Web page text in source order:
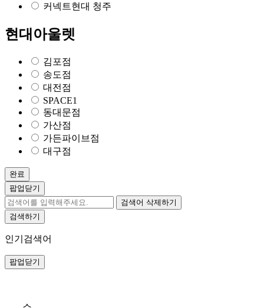
커넥트현대 청주
현대아울렛
김포점
송도점
대전점
SPACE1
동대문점
가산점
가든파이브점
대구점
완료
팝업닫기
검색어 삭제하기
검색하기
인기검색어
팝업닫기